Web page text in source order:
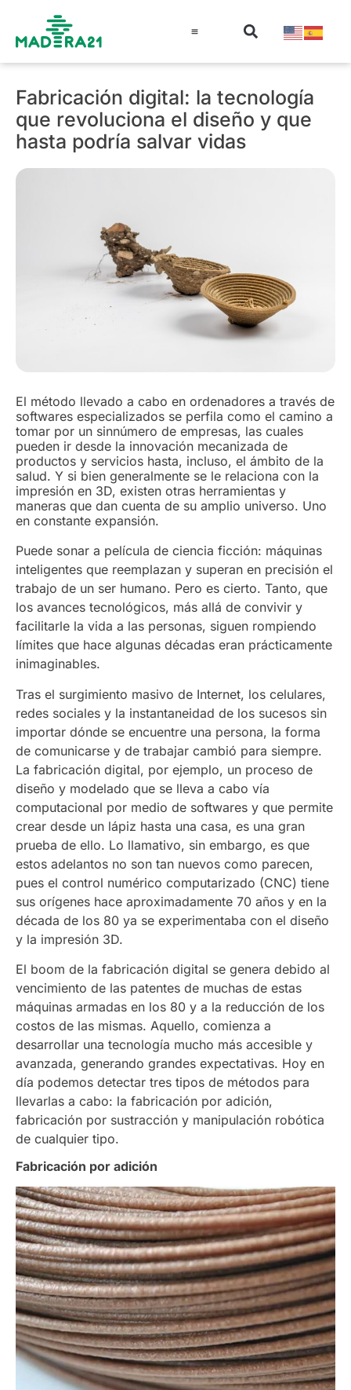
Fabricación digital: la tecnología
que revoluciona el diseño y que
hasta podría salvar vidas
El método llevado a cabo en ordenadores a través de
softwares especializados se perfila como el camino a
tomar por un sinnúmero de empresas, las cuales
pueden ir desde la innovación mecanizada de
productos y servicios hasta, incluso, el ámbito de la
salud. Y si bien generalmente se le relaciona con la
impresión en 3D, existen otras herramientas y
maneras que dan cuenta de su amplio universo. Uno
en constante expansión.
Puede sonar a película de ciencia ficción: máquinas
inteligentes que reemplazan y superan en precisión el
trabajo de un ser humano. Pero es cierto. Tanto, que
los avances tecnológicos, más allá de convivir y
facilitarle la vida a las personas, siguen rompiendo
límites que hace algunas décadas eran prácticamente
inimaginables.
Tras el surgimiento masivo de Internet, los celulares,
redes sociales y la instantaneidad de los sucesos sin
importar dónde se encuentre una persona, la forma
de comunicarse y de trabajar cambió para siempre.
La fabricación digital, por ejemplo, un proceso de
diseño y modelado que se lleva a cabo vía
computacional por medio de softwares y que permite
crear desde un lápiz hasta una casa, es una gran
prueba de ello. Lo llamativo, sin embargo, es que
estos adelantos no son tan nuevos como parecen,
pues el control numérico computarizado (CNC) tiene
sus orígenes hace aproximadamente 70 años y en la
década de los 80 ya se experimentaba con el diseño
y la impresión 3D.
El boom de la fabricación digital se genera debido al
vencimiento de las patentes de muchas de estas
máquinas armadas en los 80 y a la reducción de los
costos de las mismas. Aquello, comienza a
desarrollar una tecnología mucho más accesible y
avanzada, generando grandes expectativas. Hoy en
día podemos detectar tres tipos de métodos para
llevarlas a cabo: la fabricación por adición,
fabricación por sustracción y manipulación robótica
de cualquier tipo.
Fabricación por adición